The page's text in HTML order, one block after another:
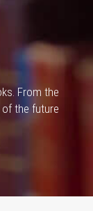
From the
the future